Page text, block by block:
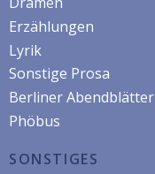
Erzählungen
Lyrik
Sonstige Prosa
Berliner Abendblätter
Phöbus
SONSTIGES